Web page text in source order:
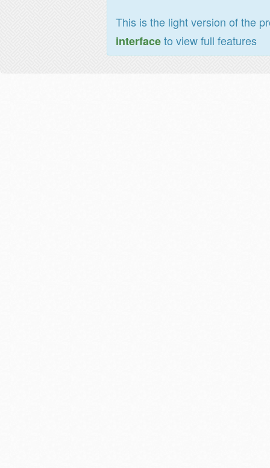
This is the light version of the
interfaceto view full features